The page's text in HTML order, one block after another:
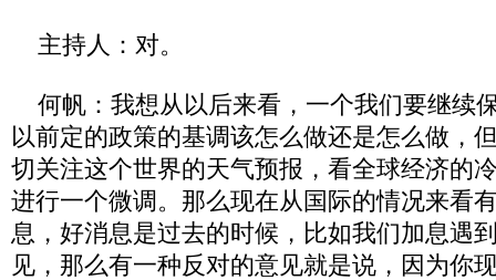
主持人：对。
何帆：我想从以后来看，一个我们要继续
以前定的政策的基调该怎么做还是怎么做，
切关注这个世界的天气预报，看全球经济的
进行一个微调。那么现在从国际的情况来看
息，好消息是过去的时候，比如我们加息遇
见，那么有一种反对的意见就是说，因为你